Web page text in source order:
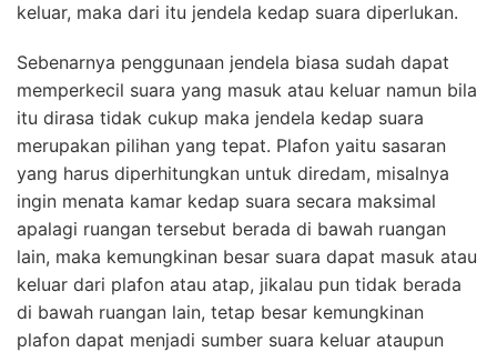
keluar, maka dari itu jendela kedap suara diperlukan.
Sebenarnya penggunaan jendela biasa sudah dapat
memperkecil suara yang masuk atau keluar namun bila
itu dirasa tidak cukup maka jendela kedap suara
merupakan pilihan yang tepat. Plafon yaitu sasaran
yang harus diperhitungkan untuk diredam, misalnya
ingin menata kamar kedap suara secara maksimal
apalagi ruangan tersebut berada di bawah ruangan
lain, maka kemungkinan besar suara dapat masuk atau
keluar dari plafon atau atap, jikalau pun tidak berada
di bawah ruangan lain, tetap besar kemungkinan
plafon dapat menjadi sumber suara keluar ataupun